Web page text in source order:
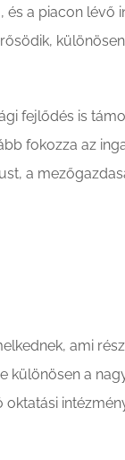
a piacon lévő
fejlődés is
fokozza az
a
ami
különösen a